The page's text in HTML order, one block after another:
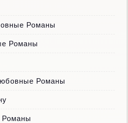
Романы
Романы
Романы